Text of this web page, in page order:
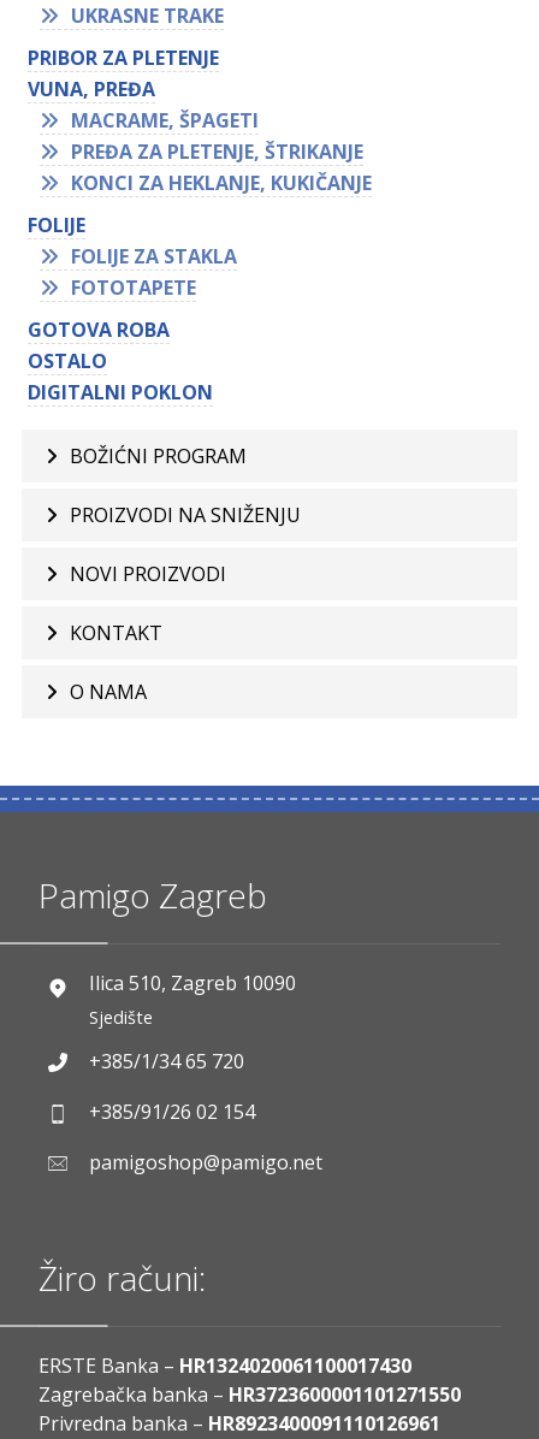
UKRASNE TRAKE
PRIBOR ZA PLETENJE
VUNA, PREĐA
MACRAME, ŠPAGETI
PREĐA ZA PLETENJE, ŠTRIKANJE
KONCI ZA HEKLANJE, KUKIČANJE
FOLIJE
FOLIJE ZA STAKLA
FOTOTAPETE
GOTOVA ROBA
OSTALO
DIGITALNI POKLON
BOŽIĆNI PROGRAM
PROIZVODI NA SNIŽENJU
NOVI PROIZVODI
KONTAKT
O NAMA
Pamigo Zagreb
Ilica 510, Zagreb 10090
Sjedište
+385/1/34 65 720
+385/91/26 02 154
pamigoshop@pamigo.net
Žiro računi:
ERSTE Banka – HR1324020061100017430
Zagrebačka banka – HR3723600001101271550
Privredna banka – HR8923400091110126961